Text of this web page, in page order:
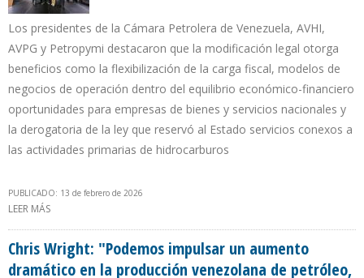
Los presidentes de la Cámara Petrolera de Venezuela, AVHI,
AVPG y Petropymi destacaron que la modificación legal otorga
beneficios como la flexibilización de la carga fiscal, modelos de
negocios de operación dentro del equilibrio económico-financiero
oportunidades para empresas de bienes y servicios nacionales y
la derogatoria de la ley que reservó al Estado servicios conexos a
las actividades primarias de hidrocarburos
PUBLICADO: 13 de febrero de 2026
LEER MÁS
CADA PROYECTO
Chris Wright: "Podemos impulsar un aumento
dramático en la producción venezolana de petróleo,